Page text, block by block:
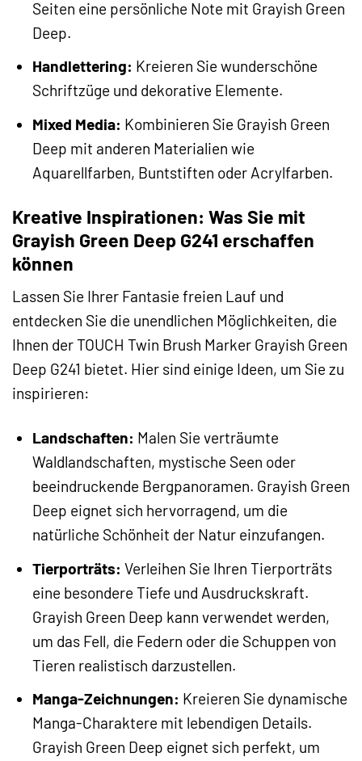
Seiten eine persönliche Note mit Grayish Green
Deep.
Handlettering: Kreieren Sie wunderschöne
Schriftzüge und dekorative Elemente.
Mixed Media: Kombinieren Sie Grayish Green
Deep mit anderen Materialien wie
Aquarellfarben, Buntstiften oder Acrylfarben.
Kreative Inspirationen: Was Sie mit
Grayish Green Deep G241 erschaffen
können
Lassen Sie Ihrer Fantasie freien Lauf und
entdecken Sie die unendlichen Möglichkeiten, die
Ihnen der TOUCH Twin Brush Marker Grayish Green
Deep G241 bietet. Hier sind einige Ideen, um Sie zu
inspirieren:
Landschaften: Malen Sie verträumte
Waldlandschaften, mystische Seen oder
beeindruckende Bergpanoramen. Grayish Green
Deep eignet sich hervorragend, um die
natürliche Schönheit der Natur einzufangen.
Tierporträts: Verleihen Sie Ihren Tierporträts
eine besondere Tiefe und Ausdruckskraft.
Grayish Green Deep kann verwendet werden,
um das Fell, die Federn oder die Schuppen von
Tieren realistisch darzustellen.
Manga-Zeichnungen: Kreieren Sie dynamische
Manga-Charaktere mit lebendigen Details.
Grayish Green Deep eignet sich perfekt, um